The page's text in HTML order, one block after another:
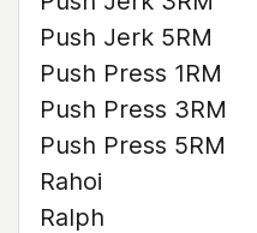
Push Jerk 5RM
Push Press 1RM
Push Press 3RM
Push Press 5RM
Rahoi
Ralph